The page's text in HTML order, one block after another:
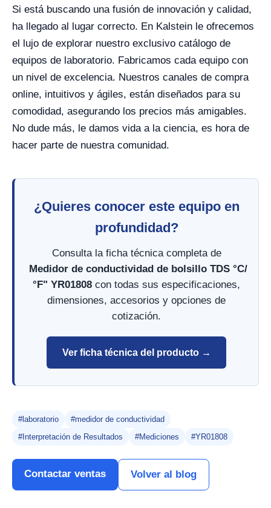
Si está buscando una fusión de innovación y calidad,
ha llegado al lugar correcto. En Kalstein le ofrecemos
el lujo de explorar nuestro exclusivo catálogo de
equipos de laboratorio. Fabricamos cada equipo con
un nivel de excelencia. Nuestros canales de compra
online, intuitivos y ágiles, están diseñados para su
comodidad, asegurando los precios más amigables.
No dude más, le damos vida a la ciencia, es hora de
hacer parte de nuestra comunidad.
¿Quieres conocer este equipo en
profundidad?
Consulta la ficha técnica completa de
Medidor de conductividad de bolsillo TDS °C/
°F" YR01808 con todas sus especificaciones,
dimensiones, accesorios y opciones de
cotización.
Ver ficha técnica del producto →
#laboratorio
#medidor de conductividad
#Interpretación de Resultados
#Mediciones #YR01808
Contactar ventas Volver al blog